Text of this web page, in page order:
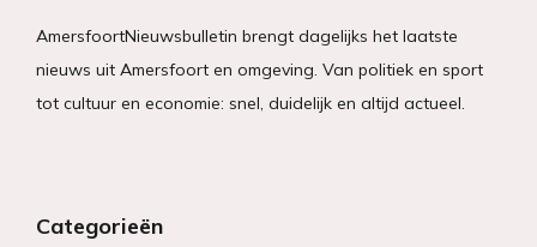
AmersfoortNieuwsbulletin brengt dagelijks het laatste
nieuws uit Amersfoort en omgeving. Van politiek en sport
tot cultuur en economie: snel, duidelijk en altijd actueel.
Categorieën